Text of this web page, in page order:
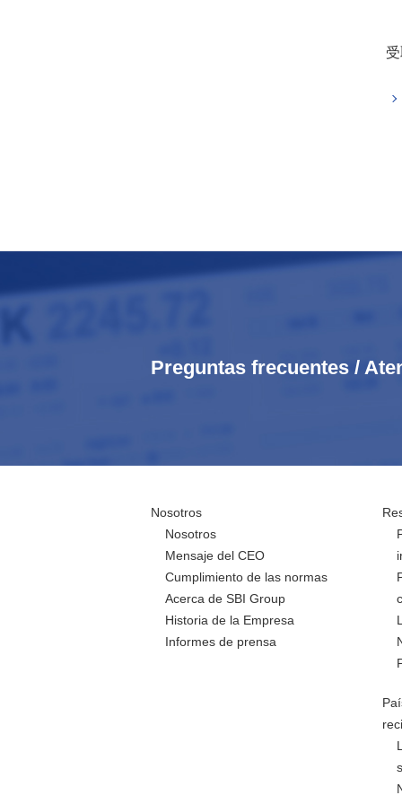
Preguntas frecuentes /
Nosotros
Nosotros
Mensaje del CEO
Cumplimiento de las normas
Acerca de SBI Group
Historia de la Empresa
Informes de prensa